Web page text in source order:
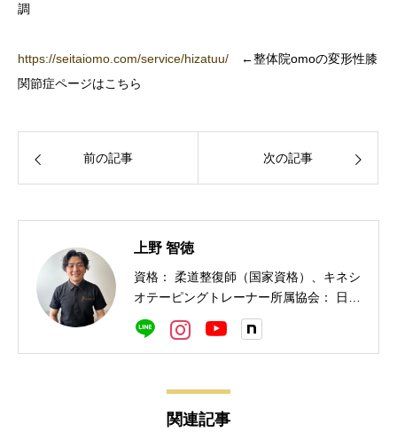
調
https://seitaiomo.com/service/hizatuu/ ←整体院omoの変形性膝
関節症ページはこちら
前の記事 次の記事
上野 智徳
資格： 柔道整復師（国家資格）、キネシ
オテーピングトレーナー所属協会： 日本
カイロプラクティックリサーチ協会 一般
社団法人 日本治療協会 一般社団法人
キネシテーピング協会学会報告： 日本柔
名古屋アドンベンチャーマラソン キネ
関連記事